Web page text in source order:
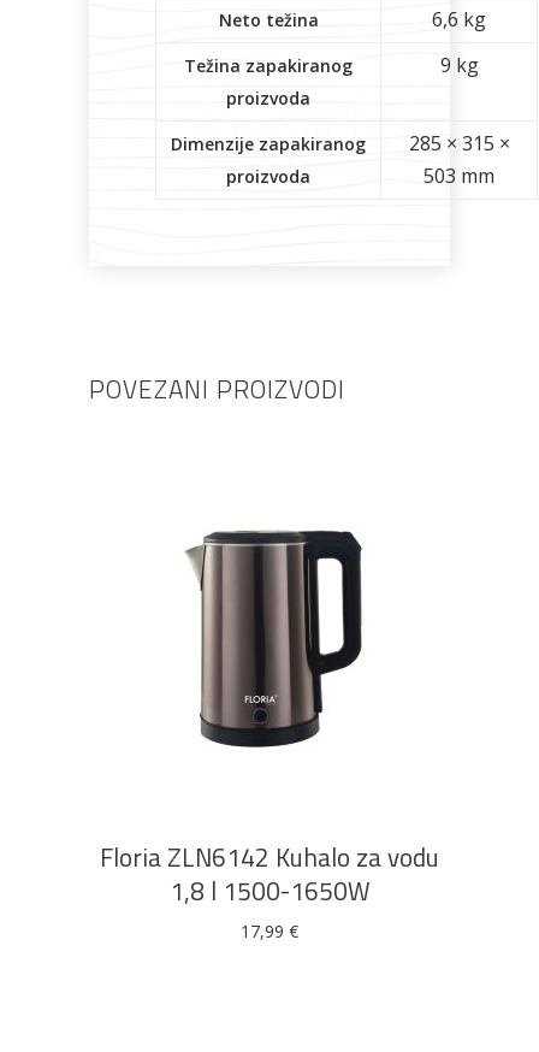
Neto težina 6,6 kg
Težina zapakiranog
proizvoda
9 kg
Dimenzije zapakiranog
proizvoda
285 × 315 ×
503 mm
POVEZANI PROIZVODI
DODAJ U KOŠARICU
Floria ZLN6142 Kuhalo za vodu
1,8 l 1500-1650W
17,99 €